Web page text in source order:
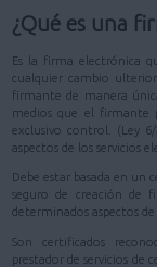
¿Qué es una
Es la firma electrónica
cualquier cambio
firmante de manera
medios que el firmante
exclusivo control. (Ley
aspectos de los servicios
Debe estar basada en
seguro de creación de
determinados aspectos
Son certificados
prestador de servicios de